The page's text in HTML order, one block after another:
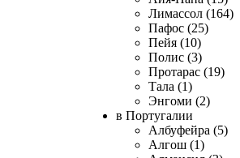
Лимассол (164)
Пафос (25)
Пейя (10)
Полис (3)
Протарас (19)
Тала (1)
Энгоми (2)
в Португалии
Албуфейра (5)
Алгош (1)